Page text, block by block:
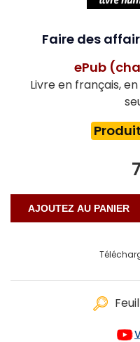
Faire des
ePub
Livre en français,